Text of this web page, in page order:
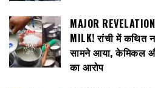
MAJOR
MILK! रांची में कथित
सामने आया, केमिकल
का आरोप